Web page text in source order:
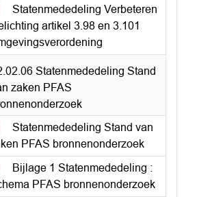
Statenmededeling Verbeteren
artikel 3.98 en 3.101
Statenmededeling Stand
zaken PFAS
Statenmededeling Stand van
PFAS bronnenonderzoek
Bijlage 1 Statenmededeling :
PFAS bronnenonderzoek